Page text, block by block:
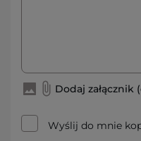
Dodaj załącznik
Wyślij do mnie